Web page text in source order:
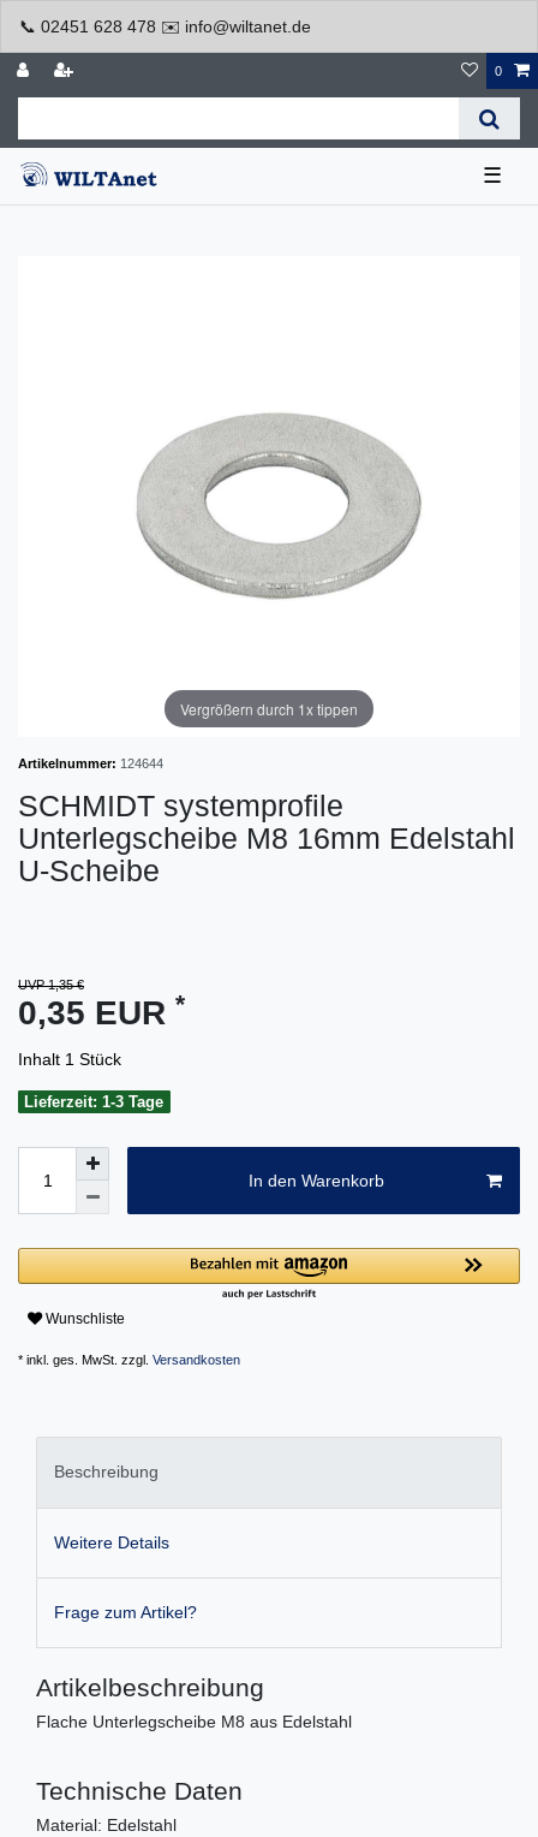
📞 02451 628 478 ✉️ info@wiltanet.de
0
☰
Vergrößern durch 1x tippen
Artikelnummer: 124644
SCHMIDT systemprofile
Unterlegscheibe M8 16mm Edelstahl
U-Scheibe
UVP 1,35 €
0,35 EUR *
Inhalt 1 Stück
Lieferzeit: 1-3 Tage
In den Warenkorb
Wunschliste
* inkl. ges. MwSt. zzgl. Versandkosten
Beschreibung
Weitere Details
Frage zum Artikel?
Artikelbeschreibung
Flache Unterlegscheibe M8 aus Edelstahl
Technische Daten
Material: Edelstahl